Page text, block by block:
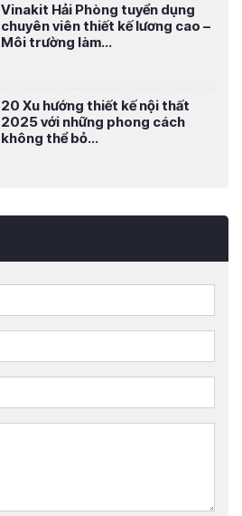
Vinakit Hải Phòng tuyển dụng
chuyên viên thiết kế lương cao –
Môi trường làm...
20 Xu hướng thiết kế nội thất
2025 với những phong cách
không thể bỏ...